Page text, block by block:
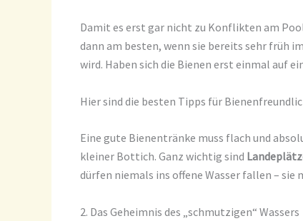
Damit es erst gar nicht zu Konflikten am
dann am besten, wenn sie bereits sehr früh
wird. Haben sich die Bienen erst einmal auf
Hier sind die besten Tipps für
Eine gute Bienentränke muss flach und
kleiner Bottich. Ganz wichtig sind
dürfen niemals ins offene Wasser fallen – sie
2. Das Geheimnis des „schmutzigen“ Wassers